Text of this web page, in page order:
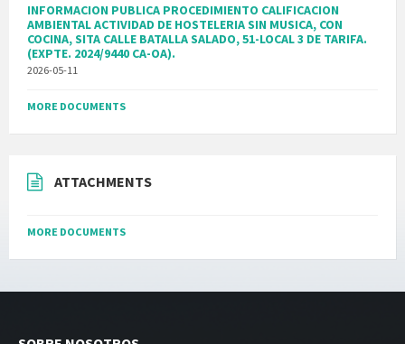
INFORMACION PUBLICA PROCEDIMIENTO CALIFICACION
AMBIENTAL ACTIVIDAD DE HOSTELERIA SIN MUSICA, CON
COCINA, SITA CALLE BATALLA SALADO, 51-LOCAL 3 DE TARIFA.
(EXPTE. 2024/9440 CA-OA).
2026-05-11
MORE DOCUMENTS
ATTACHMENTS
MORE DOCUMENTS